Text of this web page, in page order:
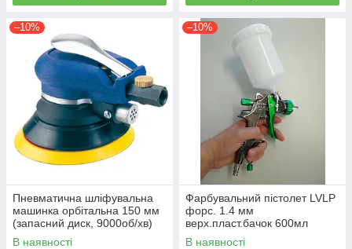
–10%
Пневматична шліфувальна
машинка орбітальна 150 мм
(запасний диск, 9000об/хв)
AIRKRAFT AT-980-6V
В наявності
–10%
Фарбувальний пістолет LVLP
форс. 1.4 мм
верх.пласт.бачок 600мл
AUARITA L-897-1.4
В наявності